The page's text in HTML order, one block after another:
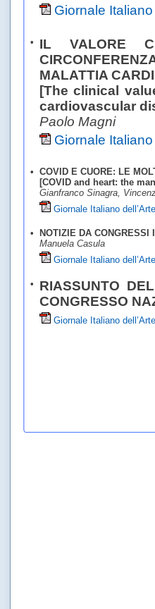
Giornale
•
IL VALORE
MALATTIA
[The clinical
cardiovascular
Paolo Magni
Giornale
• COVID E CUORE: LE
[COVID and heart: the
Gianfranco Sinagra,
Giornale Italiano
•
NOTIZIE DA
Manuela Casula
Giornale Italiano
•
RIASSUNTO
CONGRESSO
Giornale Italiano